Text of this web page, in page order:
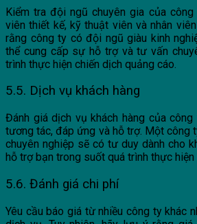
Kiểm tra đội ngũ chuyên gia của công
viên thiết kế, kỹ thuật viên và nhân
rằng công ty có đội ngũ giàu kinh
thể cung cấp sự hỗ trợ và tư vấn
trình thực hiện chiến dịch quảng cáo.
5.5. Dịch vụ khách hàng
Đánh giá dịch vụ khách hàng của
tương tác, đáp ứng và hỗ trợ. Một công
chuyên nghiệp sẽ có tư duy dành cho
hỗ trợ bạn trong suốt quá trình thực hiện
5.6. Đánh giá chi phí
Yêu cầu báo giá từ nhiều công ty khác